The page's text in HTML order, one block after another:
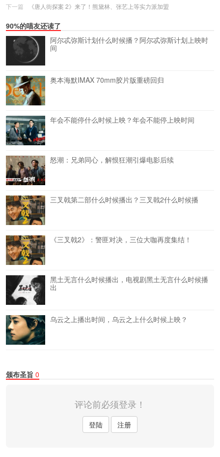
下一篇 《唐人街探案 2》来了！熊黛林、张艺上等实力派加盟
90%的喵友还读了
阿尔忒弥斯计划什么时候播？阿尔忒弥斯计划上映时
间
奥本海默IMAX 70mm胶片版重磅回归
年会不能停什么时候上映？年会不能停上映时间
怒潮：兄弟同心，解恨狂潮引爆电影后续
三叉戟第二部什么时候播出？三叉戟2什么时候播
《三叉戟2》：警匪对决，三位大咖再度集结！
黑土无言什么时候播出，电视剧黑土无言什么时候播
出
乌云之上播出时间，乌云之上什么时候上映？
颁布圣旨 0
评论前必须登录！
登陆 注册